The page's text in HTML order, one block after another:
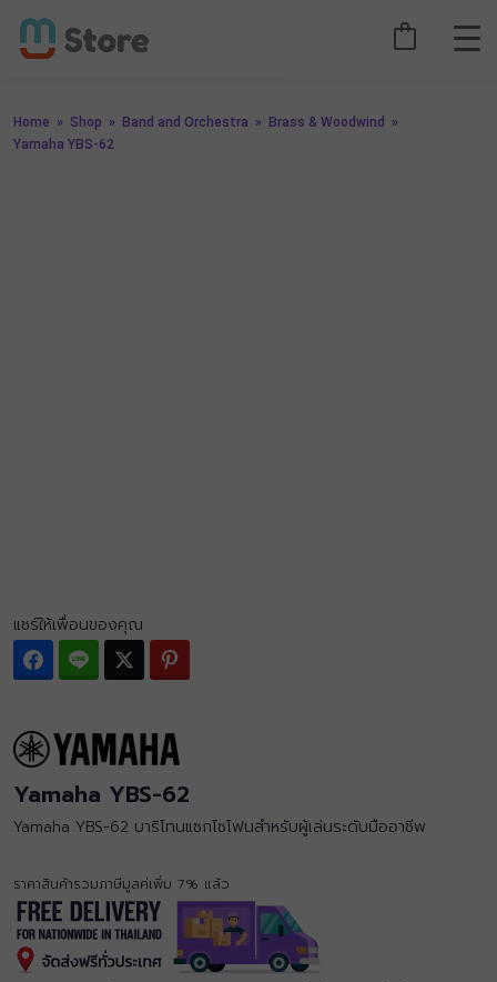
Home » Shop » Band and Orchestra » Brass & Woodwind
»
Yamaha YBS-62
แชร์ให้เพื่อนของคุณ
Facebook
Line Twitter
Yamaha YBS-62
Yamaha YBS-62 บาริโทนแซกโซโฟนสำหรับผู้เล่นระดับมืออาชีพ
ราคาสินค้ารวมภาษีมูลค่เพิ่ม 7% แล้ว